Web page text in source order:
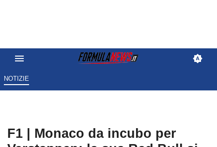
NOTIZIE
F1 | Monaco da incubo per